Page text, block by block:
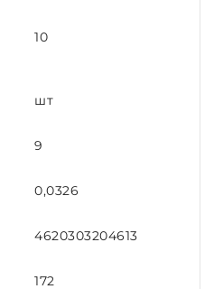
10
шт
9
0,0326
4620303204613
172